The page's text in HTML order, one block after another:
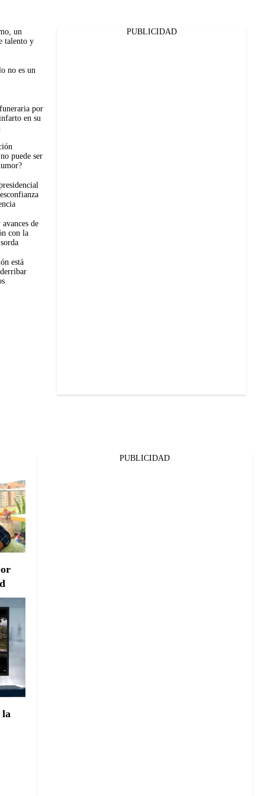
un
talento y
no es un
por
en su
puede ser
de
con la
está
PUBLICIDAD
la
PUBLICIDAD